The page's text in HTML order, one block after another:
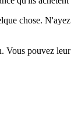
chose.
Vous pouvez